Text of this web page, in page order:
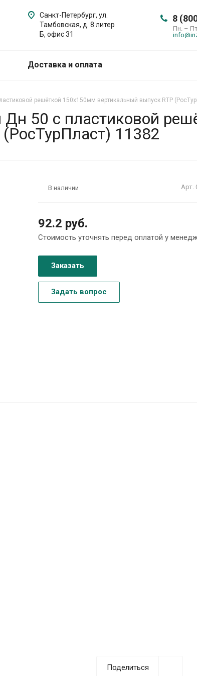
8
Пн. –
Санкт-Петербург, ул.
Тамбовская, д. 8 литер
Б, офис 31
Доставка и оплата
решёткой 150х150мм вертикальный выпуск RTP
50 с пластиковой
11382
В наличии Арт.
92.2 руб.
Стоимость уточнять перед оплатой у
Заказать
Задать вопрос
Поделиться